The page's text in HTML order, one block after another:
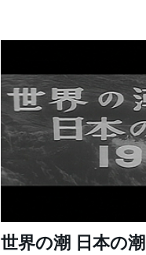
世界の潮 日本の